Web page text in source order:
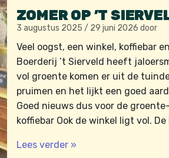
ZOMER OP ’T
3 augustus 2025 / 29 juni 2026 door
Veel oogst, een winkel, koffiebar
Boerderij ’t Sierveld heeft
vol groente komen er uit de
pruimen en het lijkt een goed
Goed nieuws dus voor de
koffiebar Ook de winkel ligt vol.
Lees verder »